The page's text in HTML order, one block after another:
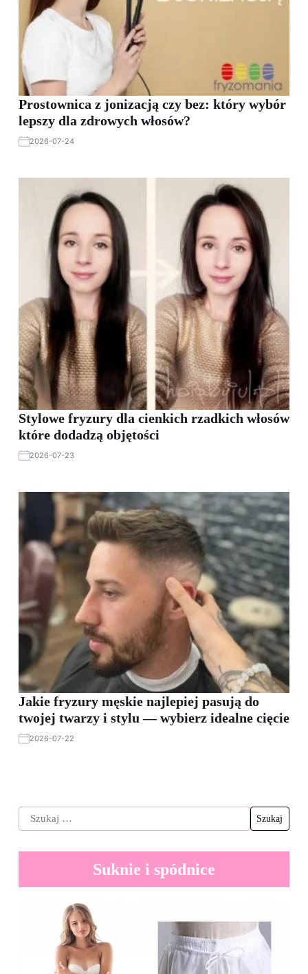
Prostownica z jonizacją czy bez: który wybór
lepszy dla zdrowych włosów?
2026-07-24
Stylowe fryzury dla cienkich rzadkich włosów
które dodadzą objętości
2026-07-23
Jakie fryzury męskie najlepiej pasują do
twojej twarzy i stylu — wybierz idealne cięcie
2026-07-22
Suknie i spódnice